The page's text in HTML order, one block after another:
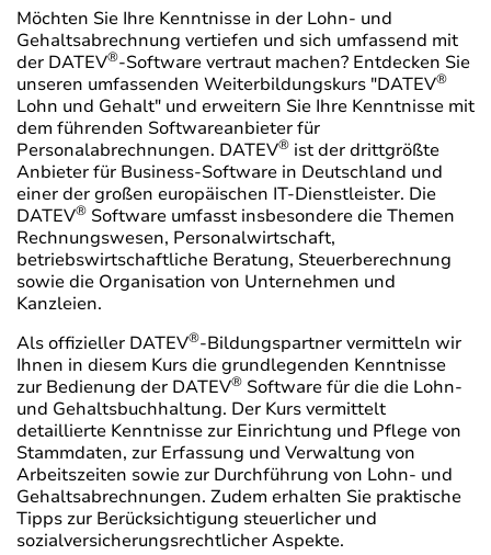
Möchten Sie Ihre Kenntnisse in der Lohn- und
Gehaltsabrechnung vertiefen und sich umfassend mit
der DATEV®-Software vertraut machen? Entdecken Sie
unseren umfassenden Weiterbildungskurs "DATEV®
Lohn und Gehalt" und erweitern Sie Ihre Kenntnisse mit
dem führenden Softwareanbieter für
Personalabrechnungen. DATEV® ist der drittgrößte
Anbieter für Business-Software in Deutschland und
einer der großen europäischen IT-Dienstleister. Die
DATEV® Software umfasst insbesondere die Themen
Rechnungswesen, Personalwirtschaft,
betriebswirtschaftliche Beratung, Steuerberechnung
sowie die Organisation von Unternehmen und
Kanzleien.
Als offizieller DATEV®-Bildungspartner vermitteln wir
Ihnen in diesem Kurs die grundlegenden Kenntnisse
zur Bedienung der DATEV® Software für die die Lohn-
und Gehaltsbuchhaltung. Der Kurs vermittelt
detaillierte Kenntnisse zur Einrichtung und Pflege von
Stammdaten, zur Erfassung und Verwaltung von
Arbeitszeiten sowie zur Durchführung von Lohn- und
Gehaltsabrechnungen. Zudem erhalten Sie praktische
Tipps zur Berücksichtigung steuerlicher und
sozialversicherungsrechtlicher Aspekte.